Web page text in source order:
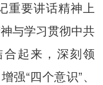
重要讲话精神上
与学习贯彻中共
起来，深刻领
强“四个意识”、